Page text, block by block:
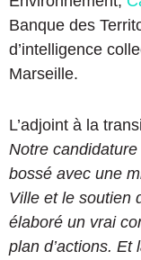
Banque des
d’intelligence
Marseille.
L’adjoint à la
Notre
bossé avec une
Ville et le soutien
élaboré un vrai
plan d’actions. Et